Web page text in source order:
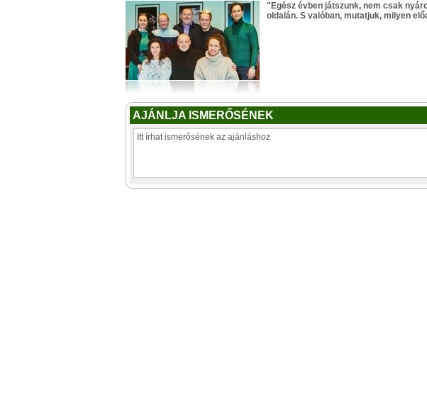
"Egész évben játszunk, nem csak
oldalán. S valóban, mutatjuk, milyen
AJÁNLJA ISMERŐSÉNEK